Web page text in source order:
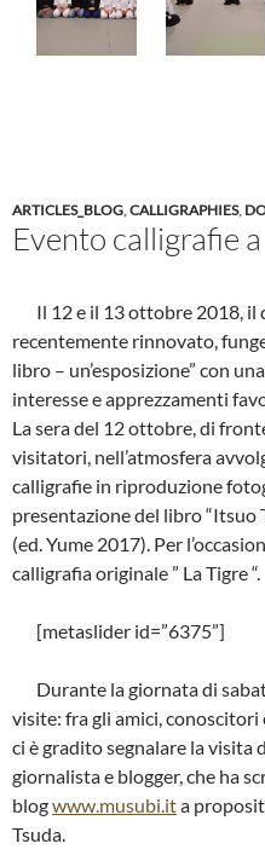
ARTICLES_BLOG,CALLIGRAPHIES,
Evento calligrafie
Il 12 e il 13 ottobre 2018, il
recentemente rinnovato,
libro – un’esposizione” con
interesse e apprezzamenti
La sera del 12 ottobre, di
visitatori, nell’atmosfera
calligrafie in riproduzione
presentazione del libro “Itsuo
(ed. Yume 2017). Per
calligrafia originale ” La Tigre “.
[metaslider id=”6375”]
Durante la giornata di
visite: fra gli amici,
ci è gradito segnalare la visita
giornalista e blogger, che ha
blogwww.musubi.ita
Tsuda.